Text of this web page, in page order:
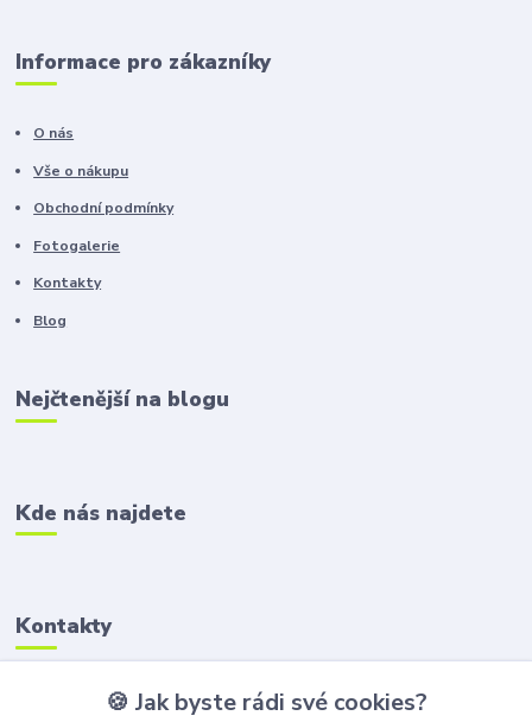
Informace pro zákazníky
O nás
Vše o nákupu
Obchodní podmínky
Fotogalerie
Kontakty
Blog
Nejčtenější na blogu
Kde nás najdete
Kontakty
Zákaznická podpora
+420 606 218 592🍪 Jak byste rádi své cookies?